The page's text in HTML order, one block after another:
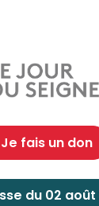
Je fais un don
du 02 août